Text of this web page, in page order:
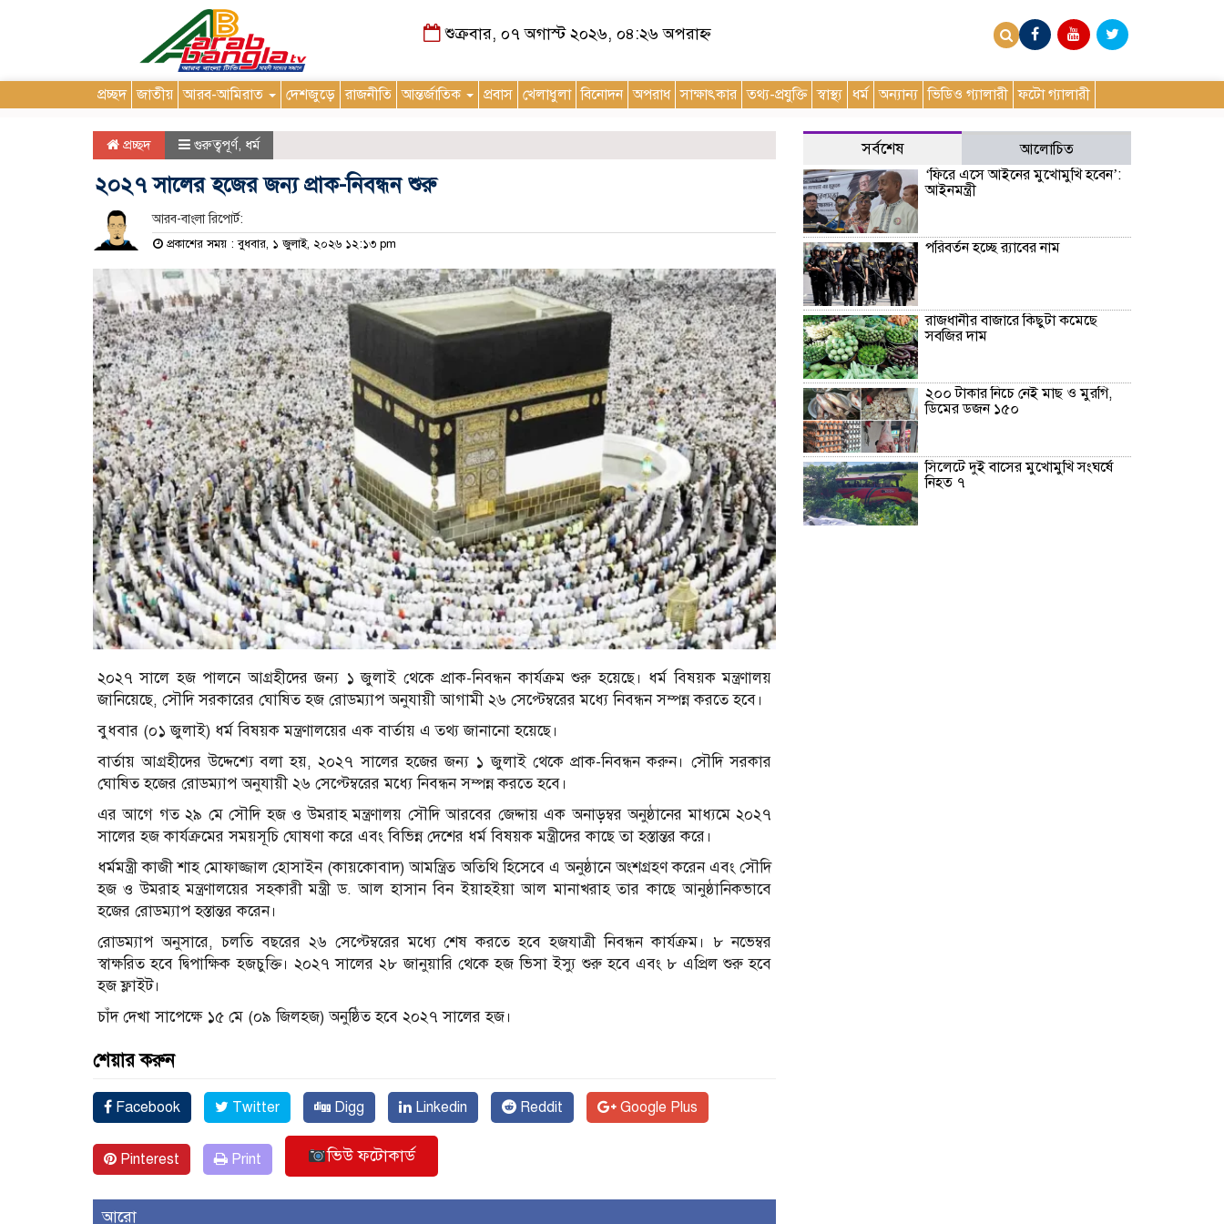
শুক্রবার, ০৭ অগাস্ট ২০২৬, ০৪:২৬ অপরাহ্ন
প্রচ্ছদ জাতীয় আরব-আমিরাত দেশজুড়ে রাজনীতি আন্তর্জাতিক প্রবাস খেলাধুলা বিনোদন অপরাধ সাক্ষাৎকার তথ্য-প্রযুক্তি স্বাস্থ্য ধর্ম অন্যান্য ভিডিও গ্যালারী ফটো গ্যালারী
প্রচ্ছদ গুরুত্বপূর্ণ, ধর্ম
২০২৭ সালের হজের জন্য প্রাক-নিবন্ধন শুরু
আরব-বাংলা রিপোর্ট:
প্রকাশের সময় : বুধবার, ১ জুলাই, ২০২৬ ১২:১৩ pm
২০২৭ সালে হজ পালনে আগ্রহীদের জন্য ১ জুলাই থেকে প্রাক-নিবন্ধন কার্যক্রম শুরু হয়েছে। ধর্ম বিষয়ক মন্ত্রণালয়
জানিয়েছে, সৌদি সরকারের ঘোষিত হজ রোডম্যাপ অনুযায়ী আগামী ২৬ সেপ্টেম্বরের মধ্যে নিবন্ধন সম্পন্ন করতে হবে।
বুধবার (০১ জুলাই) ধর্ম বিষয়ক মন্ত্রণালয়ের এক বার্তায় এ তথ্য জানানো হয়েছে।
বার্তায় আগ্রহীদের উদ্দেশ্যে বলা হয়, ২০২৭ সালের হজের জন্য ১ জুলাই থেকে প্রাক-নিবন্ধন করুন। সৌদি সরকার
ঘোষিত হজের রোডম্যাপ অনুযায়ী ২৬ সেপ্টেম্বরের মধ্যে নিবন্ধন সম্পন্ন করতে হবে।
এর আগে গত ২৯ মে সৌদি হজ ও উমরাহ মন্ত্রণালয় সৌদি আরবের জেদ্দায় এক অনাড়ম্বর অনুষ্ঠানের মাধ্যমে ২০২৭
সালের হজ কার্যক্রমের সময়সূচি ঘোষণা করে এবং বিভিন্ন দেশের ধর্ম বিষয়ক মন্ত্রীদের কাছে তা হস্তান্তর করে।
ধর্মমন্ত্রী কাজী শাহ মোফাজ্জাল হোসাইন (কায়কোবাদ) আমন্ত্রিত অতিথি হিসেবে এ অনুষ্ঠানে অংশগ্রহণ করেন এবং সৌদি
হজ ও উমরাহ মন্ত্রণালয়ের সহকারী মন্ত্রী ড. আল হাসান বিন ইয়াহইয়া আল মানাখরাহ তার কাছে আনুষ্ঠানিকভাবে
হজের রোডম্যাপ হস্তান্তর করেন।
রোডম্যাপ অনুসারে, চলতি বছরের ২৬ সেপ্টেম্বরের মধ্যে শেষ করতে হবে হজযাত্রী নিবন্ধন কার্যক্রম। ৮ নভেম্বর
স্বাক্ষরিত হবে দ্বিপাক্ষিক হজচুক্তি। ২০২৭ সালের ২৮ জানুয়ারি থেকে হজ ভিসা ইস্যু শুরু হবে এবং ৮ এপ্রিল শুরু হবে
হজ ফ্লাইট।
চাঁদ দেখা সাপেক্ষে ১৫ মে (০৯ জিলহজ) অনুষ্ঠিত হবে ২০২৭ সালের হজ।
শেয়ার করুন
Facebook Twitter Digg Linkedin Reddit Google Plus
Pinterest Print ভিউ ফটোকার্ড
আরো
সর্বশেষ
আলোচিত
‘ফিরে এসে আইনের মুখোমুখি হবেন’:
আইনমন্ত্রী
পরিবর্তন হচ্ছে র‌্যাবের নাম
রাজধানীর বাজারে কিছুটা কমেছে
সবজির দাম
২০০ টাকার নিচে নেই মাছ ও মুরগি,
ডিমের ডজন ১৫০
সিলেটে দুই বাসের মুখোমুখি সংঘর্ষে
নিহত ৭